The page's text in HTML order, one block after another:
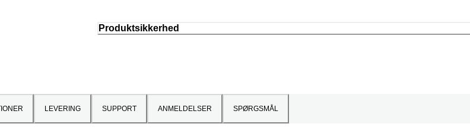
Produktsikkerhed
LEVERING SUPPORT ANMELDELSER SPØRGSMÅL